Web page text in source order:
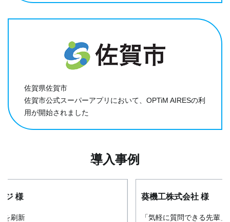
佐賀県佐賀市
佐賀市公式スーパーアプリにおいて、OPTiM AIRESの利
用が開始されました
導入事例
「気軽に質問できる先輩」をAIで実現。